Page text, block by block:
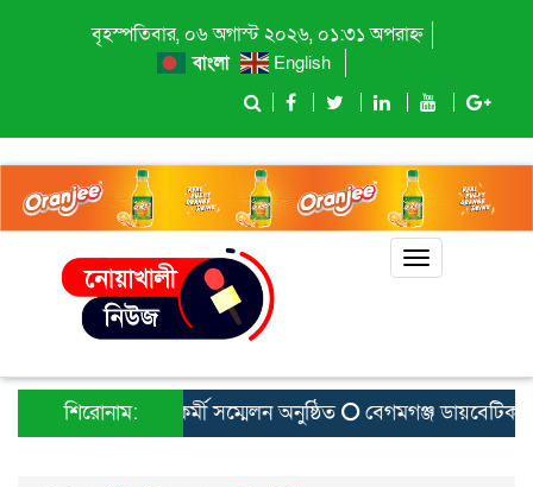
বৃহস্পতিবার, ০৬ অগাস্ট ২০২৬, ০১:৩১ অপরাহ্ন
বাংলা English
Toggle
শিরোনাম:
পুনর্মিলনী ও কর্মী সম্মেলন অনুষ্ঠিত বেগমগঞ্জ ডায়বেটিক